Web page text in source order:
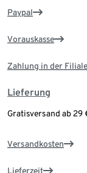
Paypal
Vorauskasse
Zahlung in der Filiale
Lieferung
Gratisversand ab 29
Versandkosten
Lieferzeit